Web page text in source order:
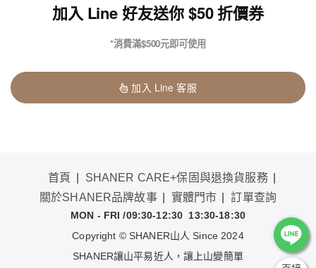
加入 Line 好友送你 $50 折價券
*消費滿$500元即可使用
加入 Line 客服
首頁
SHANER CARE+保固與退換貨服務
關於SHANER品牌故事
實體門市 訂單查詢
MON - FRI /09:30-12:30 13:30-18:30
Copyright ©SHANER山人 Since 2024
SHANER讓山平易近人，讓上山變簡單